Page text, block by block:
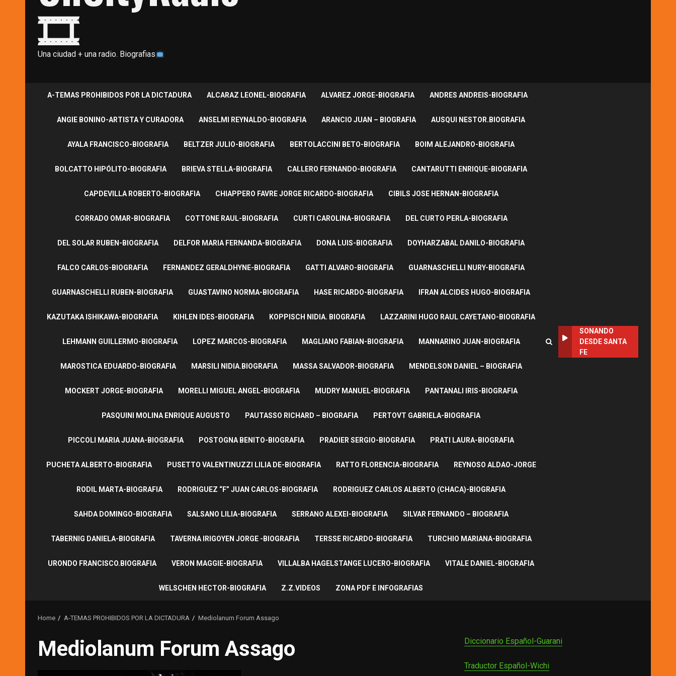
🎞
Una ciudad + una radio. Biografias
A-TEMAS PROHIBIDOS POR LA DICTADURA ALCARAZ LEONEL-BIOGRAFIA ALVAREZ JORGE-BIOGRAFIA ANDRES ANDREIS-BIOGRAFIA
ANGIE BONINO-ARTISTA Y CURADORA ANSELMI REYNALDO-BIOGRAFIA ARANCIO JUAN – BIOGRAFIA AUSQUI NESTOR.BIOGRAFIA
AYALA FRANCISCO-BIOGRAFIA BELTZER JULIO-BIOGRAFIA BERTOLACCINI BETO-BIOGRAFIA BOIM ALEJANDRO-BIOGRAFIA
BOLCATTO HIPÓLITO-BIOGRAFIA BRIEVA STELLA-BIOGRAFIA CALLERO FERNANDO-BIOGRAFIA CANTARUTTI ENRIQUE-BIOGRAFIA
CAPDEVILLA ROBERTO-BIOGRAFIA CHIAPPERO FAVRE JORGE RICARDO-BIOGRAFIA CIBILS JOSE HERNAN-BIOGRAFIA
CORRADO OMAR-BIOGRAFIA COTTONE RAUL-BIOGRAFIA CURTI CAROLINA-BIOGRAFIA DEL CURTO PERLA-BIOGRAFIA
DEL SOLAR RUBEN-BIOGRAFIA DELFOR MARIA FERNANDA-BIOGRAFIA DONA LUIS-BIOGRAFIA DOYHARZABAL DANILO-BIOGRAFIA
FALCO CARLOS-BIOGRAFIA FERNANDEZ GERALDHYNE-BIOGRAFIA GATTI ALVARO-BIOGRAFIA GUARNASCHELLI NURY-BIOGRAFIA
GUARNASCHELLI RUBEN-BIOGRAFIA GUASTAVINO NORMA-BIOGRAFIA HASE RICARDO-BIOGRAFIA IFRAN ALCIDES HUGO-BIOGRAFIA
KAZUTAKA ISHIKAWA-BIOGRAFIA KIHLEN IDES-BIOGRAFIA KOPPISCH NIDIA. BIOGRAFIA LAZZARINI HUGO RAUL CAYETANO-BIOGRAFIA
LEHMANN GUILLERMO-BIOGRAFIA LOPEZ MARCOS-BIOGRAFIA MAGLIANO FABIAN-BIOGRAFIA MANNARINO JUAN-BIOGRAFIA
MAROSTICA EDUARDO-BIOGRAFIA MARSILI NIDIA.BIOGRAFIA MASSA SALVADOR-BIOGRAFIA MENDELSON DANIEL – BIOGRAFIA
MOCKERT JORGE-BIOGRAFIA MORELLI MIGUEL ANGEL-BIOGRAFIA MUDRY MANUEL-BIOGRAFIA PANTANALI IRIS-BIOGRAFIA
PASQUINI MOLINA ENRIQUE AUGUSTO PAUTASSO RICHARD – BIOGRAFIA PERTOVT GABRIELA-BIOGRAFIA
PICCOLI MARIA JUANA-BIOGRAFIA POSTOGNA BENITO-BIOGRAFIA PRADIER SERGIO-BIOGRAFIA PRATI LAURA-BIOGRAFIA
PUCHETA ALBERTO-BIOGRAFIA PUSETTO VALENTINUZZI LILIA DE-BIOGRAFIA RATTO FLORENCIA-BIOGRAFIA REYNOSO ALDAO-JORGE
RODIL MARTA-BIOGRAFIA RODRIGUEZ “F” JUAN CARLOS-BIOGRAFIA RODRIGUEZ CARLOS ALBERTO (CHACA)-BIOGRAFIA
SAHDA DOMINGO-BIOGRAFIA SALSANO LILIA-BIOGRAFIA SERRANO ALEXEI-BIOGRAFIA SILVAR FERNANDO – BIOGRAFIA
TABERNIG DANIELA-BIOGRAFIA TAVERNA IRIGOYEN JORGE -BIOGRAFIA TERSSE RICARDO-BIOGRAFIA TURCHIO MARIANA-BIOGRAFIA
URONDO FRANCISCO.BIOGRAFIA VERON MAGGIE-BIOGRAFIA VILLALBA HAGELSTANGE LUCERO-BIOGRAFIA VITALE DANIEL-BIOGRAFIA
WELSCHEN HECTOR-BIOGRAFIA Z.Z.VIDEOS ZONA PDF E INFOGRAFIAS
SONANDO
DESDE SANTA
FE
Home A-TEMAS PROHIBIDOS POR LA DICTADURA Mediolanum Forum Assago
Mediolanum Forum Assago Diccionario Español-Guarani
Traductor Español-Wichi